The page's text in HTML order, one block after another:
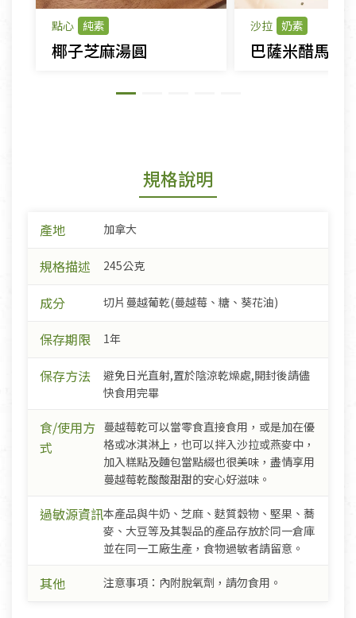
點心 純素
椰子芝麻湯圓
沙拉 奶素
巴薩米醋馬鈴
規格說明
產地 加拿大
規格描述 245公克
成分 切片蔓越葡乾(蔓越莓、糖、葵花油)
保存期限 1年
保存方法
避免日光直射,置於陰涼乾燥處,開封後請儘
快食用完畢
食/使用方
式
蔓越莓乾可以當零食直接食用，或是加在優
格或冰淇淋上，也可以拌入沙拉或燕麥中，
加入糕點及麵包當點綴也很美味，盡情享用
蔓越莓乾酸酸甜甜的安心好滋味。
過敏源資訊本產品與牛奶、芝麻、麩質穀物、堅果、蕎
麥、大豆等及其製品的產品存放於同一倉庫
並在同一工廠生產，食物過敏者請留意。
其他 注意事項：內附脫氧劑，請勿食用。